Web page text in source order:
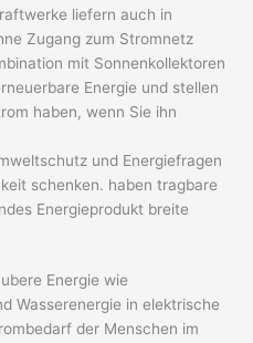
liefern auch in
Zugang zum Stromnetz
mit Sonnenkollektoren
Energie und stellen
haben, wenn Sie ihn
und Energiefragen
schenken. haben tragbare
Energieprodukt breite
Energie wie
Wasserenergie in elektrische
der Menschen im